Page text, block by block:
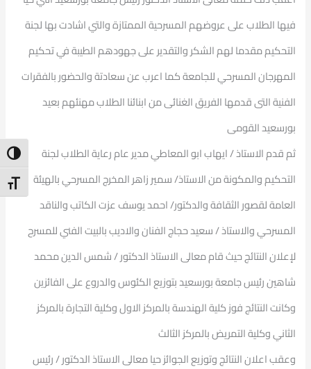
فيها الطلاب على عروضهم المسرحية الممتازة والتي اشادت بها لجنة
التحكيم مقدما لهم الشكر والتقدير على جهودهم الطيبة في تحكيم
المهرجان المسرحي للجامعة كما اعرب عن سعادتة والحضور بالفقرات
الفنية التى قدمها الفريق الغنائى من ابنائنا الطلاب مهنئهم بعيد
بورسعيد القومى
ثم قدم الاستاذ / ايهاب ابو المعاطي مدير عام رعاية الطلاب لجنة
التحكيم والمكونة من الاستاذ/ سمير زاهر المخرج المسرحي بالهيئة
العامة لقصور الثقافة والدكتور/ احمد يوسف عزت الكاتب والناقد
المسرحي والاستاذ / سعيد حجاج الفنان والاديب بالبيت الفني للمسرح
لإعلان النتائج حيث قام معالى الاستاذ الدكتور / شمس الدين محمد
شاهين رئيس جامعة بورسعيد بتوزيع الكئوس والدروع على الفائزين
وكانت النتائج فوز كلية الهندسة بالمركز الاول وكلية التجارة بالمركز
الثاني وكلية التمريض بالمركز الثالث
وعقب اعلان النتائج وتوزيع الجوائز حيا معالى الاستاذ الدكتور / رئيس